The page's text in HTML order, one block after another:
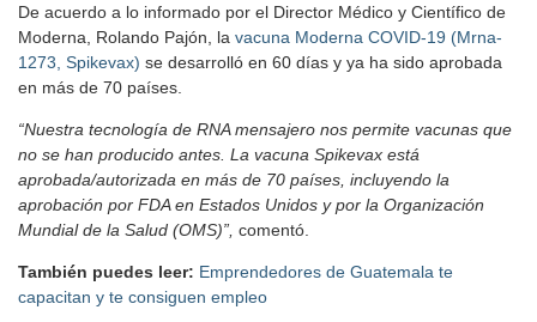
De acuerdo a lo informado por el Director Médico y Científico de
Moderna, Rolando Pajón, la vacuna Moderna COVID-19 (Mrna-
1273, Spikevax) se desarrolló en 60 días y ya ha sido aprobada
en más de 70 países.
“Nuestra tecnología de RNA mensajero nos permite vacunas que
no se han producido antes. La vacuna Spikevax está
aprobada/autorizada en más de 70 países, incluyendo la
aprobación por FDA en Estados Unidos y por la Organización
Mundial de la Salud (OMS)”, comentó.
También puedes leer: Emprendedores de Guatemala te
capacitan y te consiguen empleo